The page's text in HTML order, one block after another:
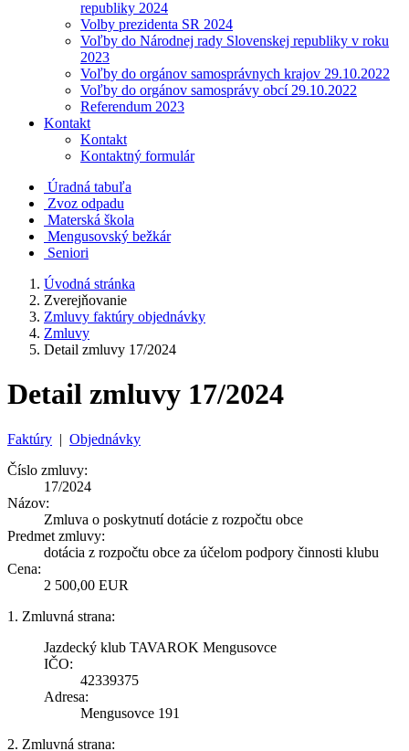
republiky 2024
Volby prezidenta SR 2024
Voľby do Národnej rady Slovenskej republiky v roku
2023
Voľby do orgánov samosprávnych krajov 29.10.2022
Voľby do orgánov samosprávy obcí 29.10.2022
Referendum 2023
Kontakt
Kontakt
Kontaktný formulár
Úradná tabuľa
Zvoz odpadu
Materská škola
Mengusovský bežkár
Seniori
Úvodná stránka
Zverejňovanie
Zmluvy faktúry objednávky
Zmluvy
Detail zmluvy 17/2024
Detail zmluvy 17/2024
Faktúry | Objednávky
Číslo zmluvy:
17/2024
Názov:
Zmluva o poskytnutí dotácie z rozpočtu obce
Predmet zmluvy:
dotácia z rozpočtu obce za účelom podpory činnosti klubu
Cena:
2 500,00 EUR
1. Zmluvná strana:
Jazdecký klub TAVAROK Mengusovce
IČO:
42339375
Adresa:
Mengusovce 191
2. Zmluvná strana: